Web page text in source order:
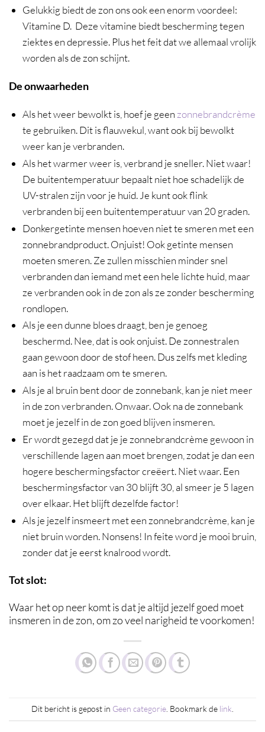
Gelukkig biedt de zon ons ook een enorm voordeel:
Vitamine D. Deze vitamine biedt bescherming tegen
ziektes en depressie. Plus het feit dat we allemaal vrolijk
worden als de zon schijnt.
De onwaarheden
Als het weer bewolkt is, hoef je geen zonnebrandcrème
te gebruiken. Dit is flauwekul, want ook bij bewolkt
weer kan je verbranden.
Als het warmer weer is, verbrand je sneller. Niet waar!
De buitentemperatuur bepaalt niet hoe schadelijk de
UV-stralen zijn voor je huid. Je kunt ook flink
verbranden bij een buitentemperatuur van 20 graden.
Donkergetinte mensen hoeven niet te smeren met een
zonnebrandproduct. Onjuist! Ook getinte mensen
moeten smeren. Ze zullen misschien minder snel
verbranden dan iemand met een hele lichte huid, maar
ze verbranden ook in de zon als ze zonder bescherming
rondlopen.
Als je een dunne bloes draagt, ben je genoeg
beschermd. Nee, dat is ook onjuist. De zonnestralen
gaan gewoon door de stof heen. Dus zelfs met kleding
aan is het raadzaam om te smeren.
Als je al bruin bent door de zonnebank, kan je niet meer
in de zon verbranden. Onwaar. Ook na de zonnebank
moet je jezelf in de zon goed blijven insmeren.
Er wordt gezegd dat je je zonnebrandcrème gewoon in
verschillende lagen aan moet brengen, zodat je dan een
hogere beschermingsfactor creëert. Niet waar. Een
beschermingsfactor van 30 blijft 30, al smeer je 5 lagen
over elkaar. Het blijft dezelfde factor!
Als je jezelf insmeert met een zonnebrandcrème, kan je
niet bruin worden. Nonsens! In feite word je mooi bruin,
zonder dat je eerst knalrood wordt.
Tot slot:
Waar het op neer komt is dat je altijd jezelf goed moet
insmeren in de zon, om zo veel narigheid te voorkomen!
Dit bericht is gepost in Geen categorie . Bookmark de link